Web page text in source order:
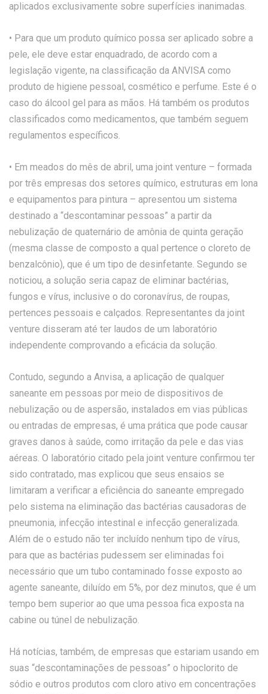
aplicados exclusivamente sobre superfícies inanimadas.
• Para que um produto químico possa ser aplicado sobre a
pele, ele deve estar enquadrado, de acordo com a
legislação vigente, na classificação da ANVISA como
produto de higiene pessoal, cosmético e perfume. Este é o
caso do álcool gel para as mãos. Há também os produtos
classificados como medicamentos, que também seguem
regulamentos específicos.
• Em meados do mês de abril, uma joint venture – formada
por três empresas dos setores químico, estruturas em lona
e equipamentos para pintura – apresentou um sistema
destinado a “descontaminar pessoas” a partir da
nebulização de quaternário de amônia de quinta geração
(mesma classe de composto a qual pertence o cloreto de
benzalcônio), que é um tipo de desinfetante. Segundo se
noticiou, a solução seria capaz de eliminar bactérias,
fungos e vírus, inclusive o do coronavírus, de roupas,
pertences pessoais e calçados. Representantes da joint
venture disseram até ter laudos de um laboratório
independente comprovando a eficácia da solução.
Contudo, segundo a Anvisa, a aplicação de qualquer
saneante em pessoas por meio de dispositivos de
nebulização ou de aspersão, instalados em vias públicas
ou entradas de empresas, é uma prática que pode causar
graves danos à saúde, como irritação da pele e das vias
aéreas. O laboratório citado pela joint venture confirmou ter
sido contratado, mas explicou que seus ensaios se
limitaram a verificar a eficiência do saneante empregado
pelo sistema na eliminação das bactérias causadoras de
pneumonia, infecção intestinal e infecção generalizada.
Além de o estudo não ter incluído nenhum tipo de vírus,
para que as bactérias pudessem ser eliminadas foi
necessário que um tubo contaminado fosse exposto ao
agente saneante, diluído em 5%, por dez minutos, que é um
tempo bem superior ao que uma pessoa fica exposta na
cabine ou túnel de nebulização.
Há notícias, também, de empresas que estariam usando em
suas “descontaminações de pessoas” o hipoclorito de
sódio e outros produtos com cloro ativo em concentrações